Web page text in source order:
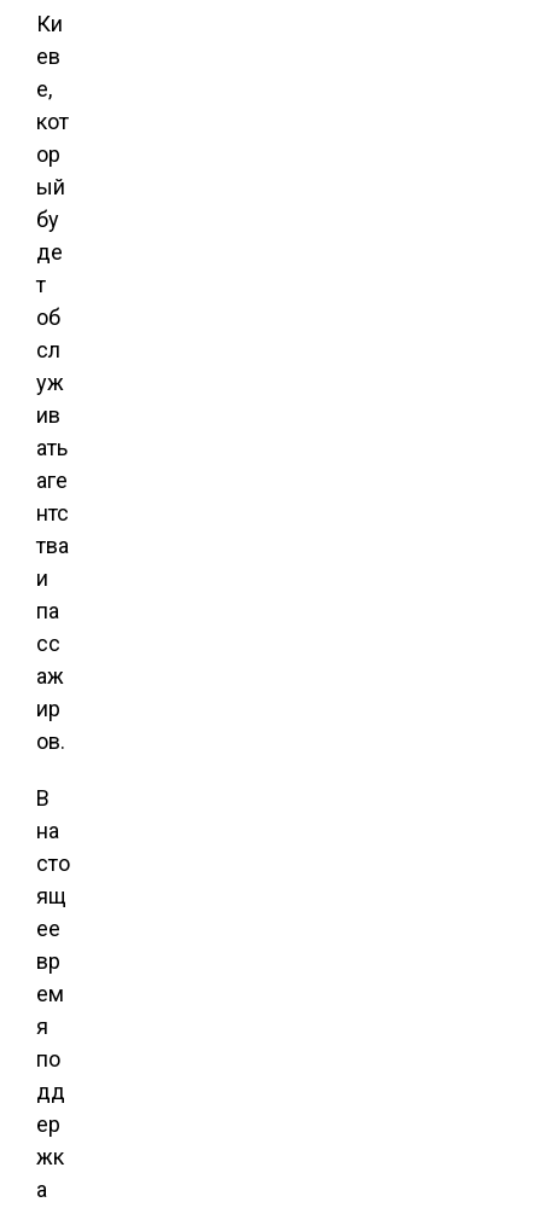
Ки
ев
е,
кот
ор
ый
бу
де
т
об
сл
уж
ив
ать
аге
нтс
тва
и
па
сс
аж
ир
ов.
В
на
сто
ящ
ее
вр
ем
я
по
дд
ер
жк
а